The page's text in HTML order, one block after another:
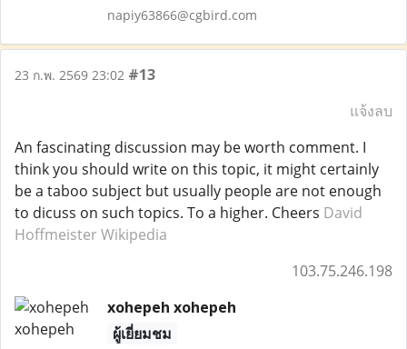
napiy63866@cgbird.com
23 ก.พ. 2569 23:02 #13
แจ้งลบ
An fascinating discussion may be worth comment. I
think you should write on this topic, it might certainly
be a taboo subject but usually people are not enough
to dicuss on such topics. To a higher. Cheers David
Hoffmeister Wikipedia
103.75.246.198
xohepeh xohepeh
ผู้เยี่ยมชม